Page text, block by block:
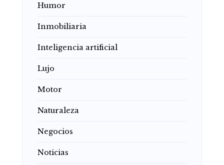
Humor
Inmobiliaria
Inteligencia artificial
Lujo
Motor
Naturaleza
Negocios
Noticias